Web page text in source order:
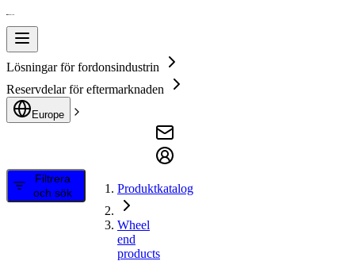
Lösningar för fordonsindustrin
Reservdelar för eftermarknaden
Europe
Filtrera
och sök
Produktkatalog
Wheel
end
products